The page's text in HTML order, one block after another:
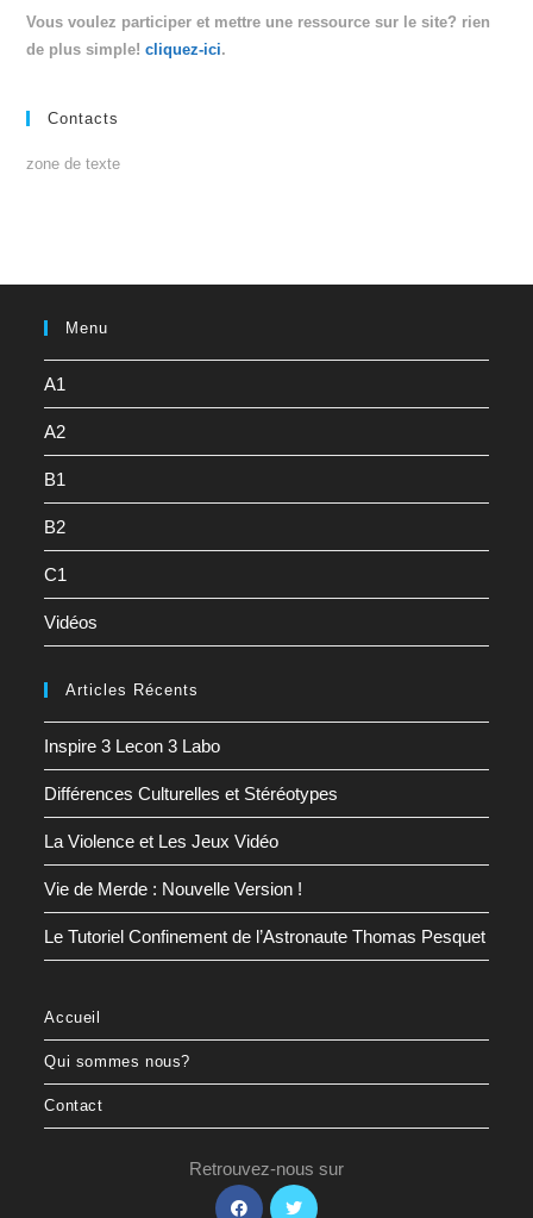
Vous voulez participer et mettre une ressource sur le site? rien
de plus simple!cliquez-ici.
Contacts
zone de texte
Menu
A1
A2
B1
B2
C1
Vidéos
Articles Récents
Inspire 3 Lecon 3 Labo
Différences Culturelles et Stéréotypes
La Violence et Les Jeux Vidéo
Vie de Merde : Nouvelle Version !
Le Tutoriel Confinement de l’Astronaute Thomas Pesquet
Accueil
Qui sommes nous?
Contact
Retrouvez-nous sur
S’ouvreS’ouvre